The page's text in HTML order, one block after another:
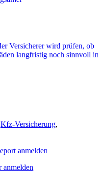
Kfz-Versicherung,